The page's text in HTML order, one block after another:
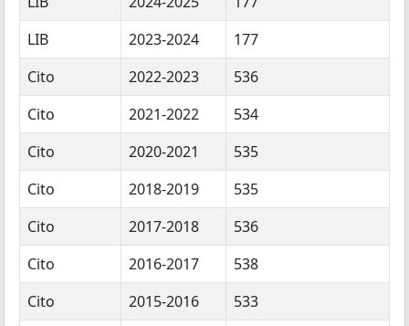
LIB
2023-2024
177
Cito
2022-2023
536
Cito
2021-2022
534
Cito
2020-2021
535
Cito
2018-2019
535
Cito
2017-2018
536
Cito
2016-2017
538
Cito
2015-2016
533